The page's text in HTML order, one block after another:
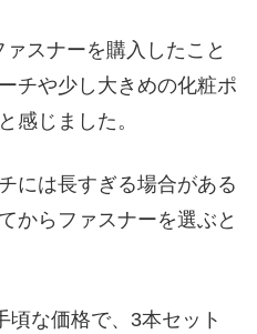
スナーを購入したこと
チや少し大きめの化粧ポ
感じました。
には長すぎる場合がある
からファスナーを選ぶと
頃な価格で、3本セット